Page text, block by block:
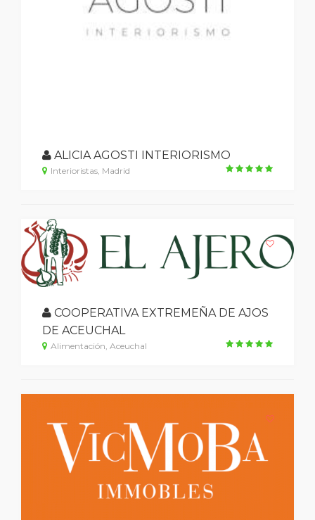
ALICIA AGOSTI INTERIORISMO
Interioristas, Madrid
COOPERATIVA EXTREMEÑA DE AJOS
DE ACEUCHAL
Alimentación, Aceuchal